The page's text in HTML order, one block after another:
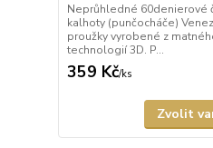
Neprůhledné 60denierové
kalhoty (punčocháče)
proužky vyrobené z
technologií 3D. P...
359 Kč/ks
Zvolit